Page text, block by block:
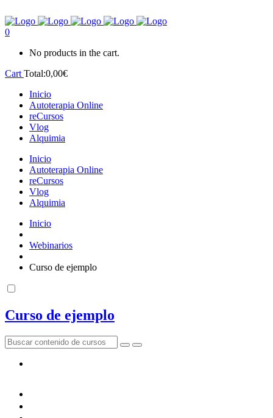
0
No products in the cart.
Cart Total:0,00€
Inicio
Autoterapia Online
reCursos
Vlog
Alquimia
Inicio
Autoterapia Online
reCursos
Vlog
Alquimia
Inicio
Webinarios
Curso de ejemplo
Curso de ejemplo